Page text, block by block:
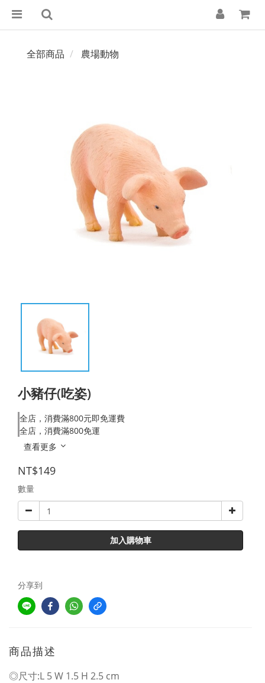
全部商品 農場動物
小豬仔(吃姿)
全店，消費滿800元即免運費
全店，消費滿800免運
查看更多
NT$149
數量
加入購物車
分享到
商品描述
◎尺寸:L 5 W 1.5 H 2.5 cm